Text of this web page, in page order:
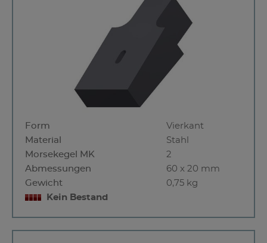
Form
Vierkant
Material
Stahl
Morsekegel MK
2
Abmessungen
60 x 20 mm
Gewicht
0,75 kg
Kein Bestand